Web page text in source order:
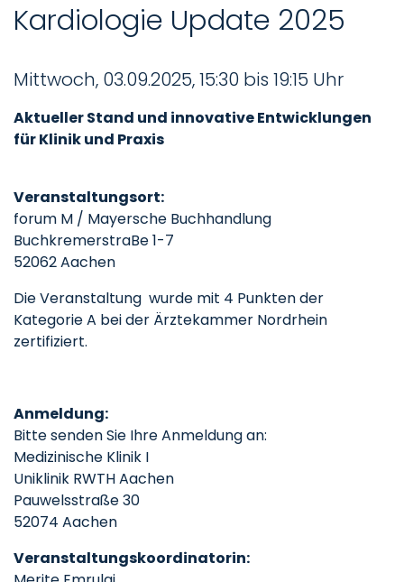
Kardiologie Update 2025
Mittwoch, 03.09.2025, 15:30 bis 19:15 Uhr
Aktueller Stand und innovative Entwicklungen
für Klinik und Praxis
Veranstaltungsort:
forum M / Mayersche Buchhandlung
BuchkremerstraBe 1-7
52062 Aachen
Die Veranstaltung wurde mit 4 Punkten der
Kategorie A bei der Ärztekammer Nordrhein
zertifiziert.
Anmeldung:
Bitte senden Sie Ihre Anmeldung an:
Medizinische Klinik I
Uniklinik RWTH Aachen
Pauwelsstraße 30
52074 Aachen
Veranstaltungskoordinatorin: